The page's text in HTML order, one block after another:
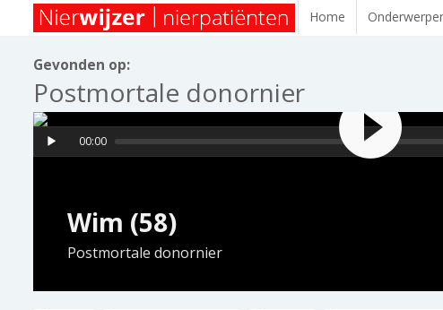
Home
Gevonden op:
Postmortale donornier
Wim (58)
Postmortale donornier
00:00